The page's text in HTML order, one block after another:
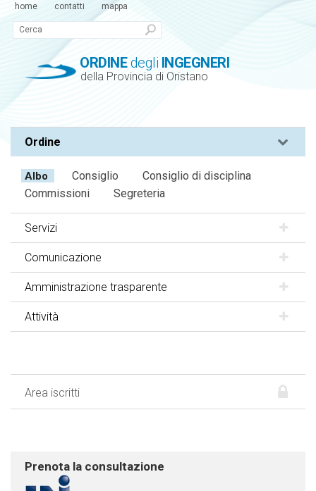
ORDINEdegli INGEGNERI
della Provincia di Oristano
home contatti mappa
Ordine
Albo Consiglio
Consiglio di disciplina
Commissioni
Segreteria
Servizi
Comunicazione
Amministrazione trasparente
Attività
Area iscritti
Prenota la consultazione